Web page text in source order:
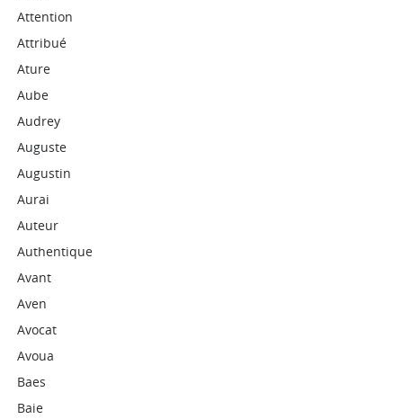
Attention
Attribué
Ature
Aube
Audrey
Auguste
Augustin
Aurai
Auteur
Authentique
Avant
Aven
Avocat
Avoua
Baes
Baie